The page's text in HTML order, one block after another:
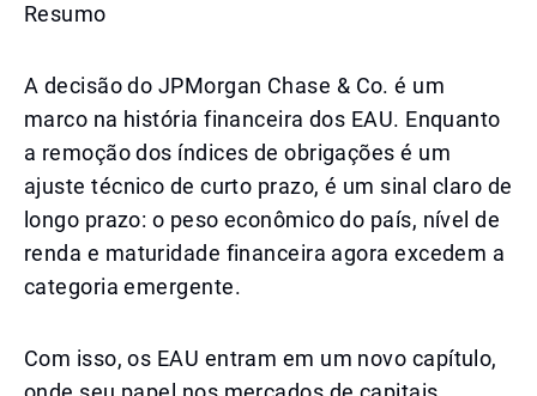
Resumo
A decisão do JPMorgan Chase & Co. é um
marco na história financeira dos EAU. Enquanto
a remoção dos índices de obrigações é um
ajuste técnico de curto prazo, é um sinal claro de
longo prazo: o peso econômico do país, nível de
renda e maturidade financeira agora excedem a
categoria emergente.
Com isso, os EAU entram em um novo capítulo,